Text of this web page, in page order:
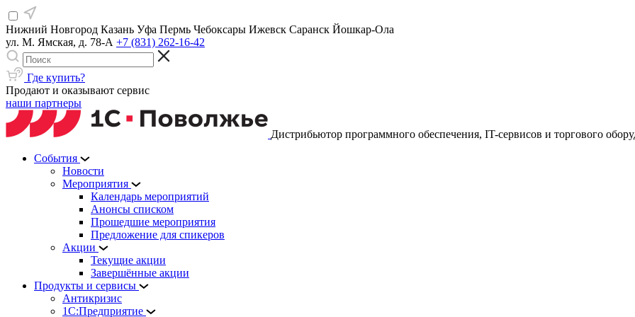
Нижний Новгород Казань Уфа Пермь Чебоксары Ижевск Саранск Йошкар-Ола
ул. М. Ямская, д. 78-А +7 (831) 262-16-42
Где купить?
Продают и оказывают сервис
наши партнеры
Дистрибьютор программного обеспечения, IT-сервисов и торгового
События
Новости
Мероприятия
Календарь мероприятий
Анонсы списком
Прошедшие мероприятия
Предложение для спикеров
Акции
Текущие акции
Завершённые акции
Продукты и сервисы
Антикризис
1С:Предприятие